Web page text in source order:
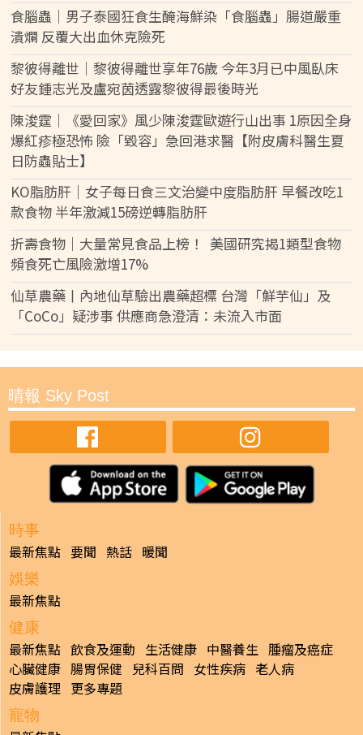
食腦蟲｜男子泰國狂食生醃海鮮染「食腦蟲」腸道嚴重
潰爛 反覆大出血休克險死
黎彼得離世｜黎彼得離世享年76歲 今年3月已中風臥床
好友鍾志光及盧宛茵透露黎彼得最後時光
陳浚霆｜《愛回家》風少陳浚霆歐遊行山出事 1原因全身
爆紅疹極恐怖 險「毀容」急回港求醫【附皮膚科醫生夏
日防蟲貼士】
KO脂肪肝｜女子每日食三文治變中度脂肪肝 早餐改吃1
款食物 半年激減15磅逆轉脂肪肝
折壽食物｜大量常見食品上榜！ 美國研究揭1類型食物
頻食死亡風險激增17%
仙草農藥丨內地仙草驗出農藥超標 台灣「鮮芋仙」及
「CoCo」疑涉事 供應商急澄清：未流入市面
晴報 Sky Post
時事
最新焦點 要聞 熱話 暖聞
娛樂
最新焦點
健康
最新焦點 飲食及運動 生活健康 中醫養生 腫瘤及癌症
心臟健康 腸胃保健 兒科百問 女性疾病 老人病
皮膚護理 更多專題
寵物